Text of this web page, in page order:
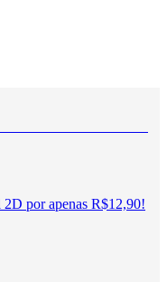
por apenas R$12,90!